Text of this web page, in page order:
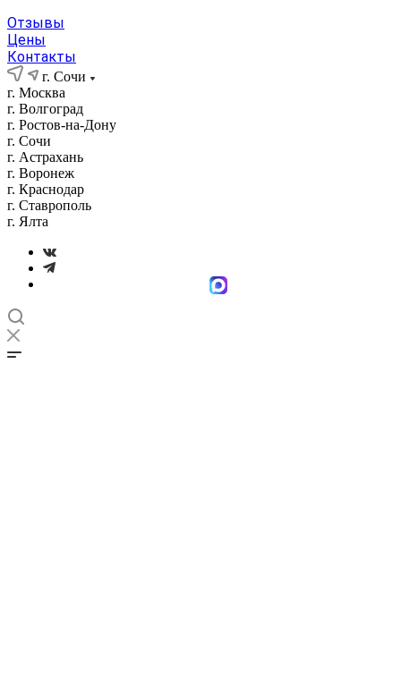
Отзывы
Цены
Контакты
г. Сочи
г. Москва
г. Волгоград
г. Ростов-на-Дону
г. Сочи
г. Астрахань
г. Воронеж
г. Краснодар
г. Ставрополь
г. Ялта